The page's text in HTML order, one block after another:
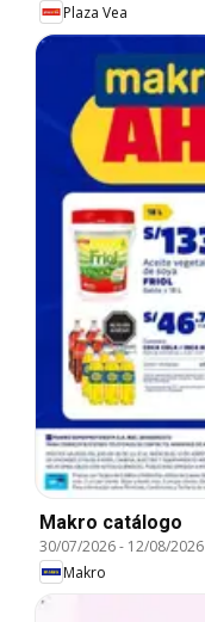
Plaza Vea
Makro catálogo
30/07/2026- 12/08/2026
Makro